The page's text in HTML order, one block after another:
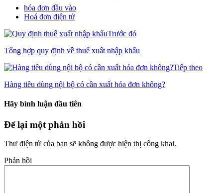
hóa đơn đầu vào
Hoá đơn điện tử
Trước đó
Tổng hợp quy định về thuế xuất nhập khẩu
Tiếp theo
Hàng tiêu dùng nội bộ có cần xuất hóa đơn không?
Hãy bình luận đầu tiên
Để lại một phản hồi
Thư điện tử của bạn sẽ không được hiện thị công khai.
Phản hồi